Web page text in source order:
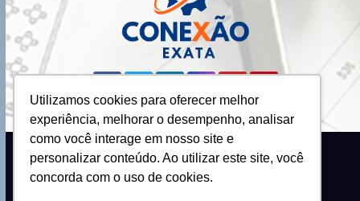
Utilizamos cookies para oferecer melhor
experiência, melhorar o desempenho, analisar
como você interage em nosso site e
personalizar conteúdo. Ao utilizar este site, você
concorda com o uso de cookies.
Proudly powered by WordPress|
Theme: Newsup by Themeansar.